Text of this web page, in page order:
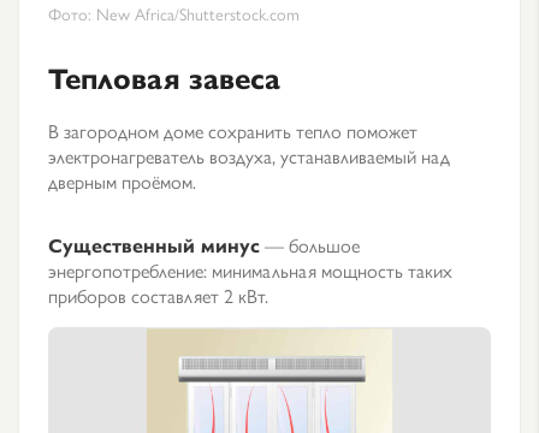
Фото: New Africa/Shutterstock.com
Тепловая завеса
В загородном доме сохранить тепло поможет
электронагреватель воздуха, устанавливаемый над
дверным проёмом.
Существенный минус— большое
энергопотребление: минимальная мощность таких
приборов составляет 2 кВт.